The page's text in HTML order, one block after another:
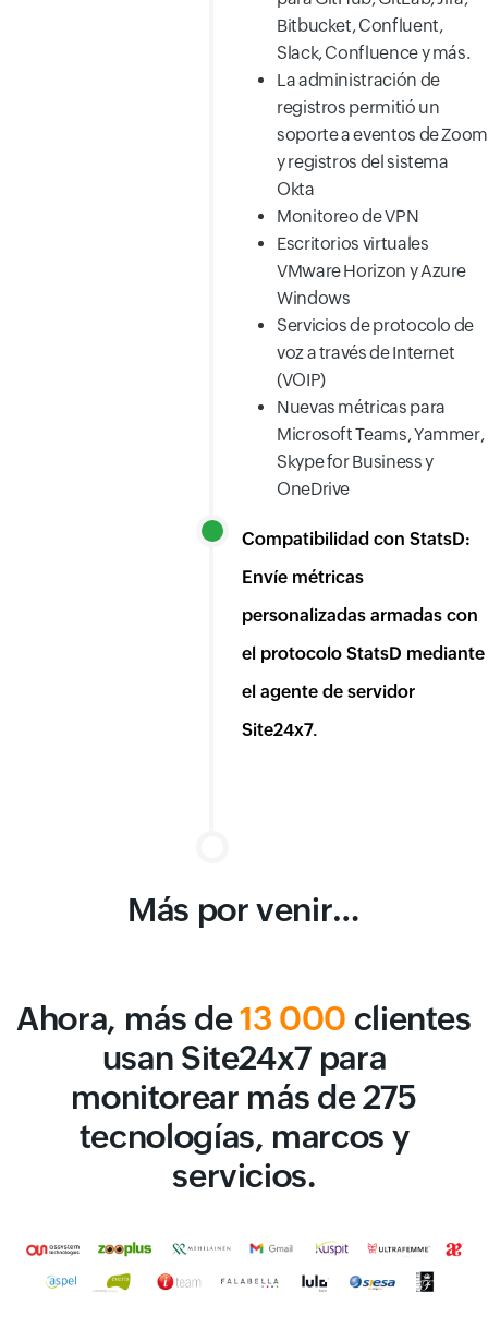
Bitbucket, Confluent,
Slack, Confluence y más.
La administración de
registros permitió un
soporte a eventos de Zoom
y registros del sistema
Okta
Monitoreo de VPN
Escritorios virtuales
VMware Horizon y Azure
Windows
Servicios de protocolo de
voz a través de Internet
(VOIP)
Nuevas métricas para
Microsoft Teams, Yammer,
Skype for Business y
OneDrive
Compatibilidad con StatsD:
Envíe métricas
personalizadas armadas con
el protocolo StatsD mediante
el agente de servidor
Site24x7.
Más por venir…
Ahora, más de13 000 clientes
usan Site24x7 para
monitorear más de 275
tecnologías, marcos y
servicios.